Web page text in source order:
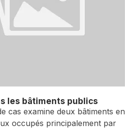
les bâtiments publics
cas examine deux bâtiments en
occupés principalement par